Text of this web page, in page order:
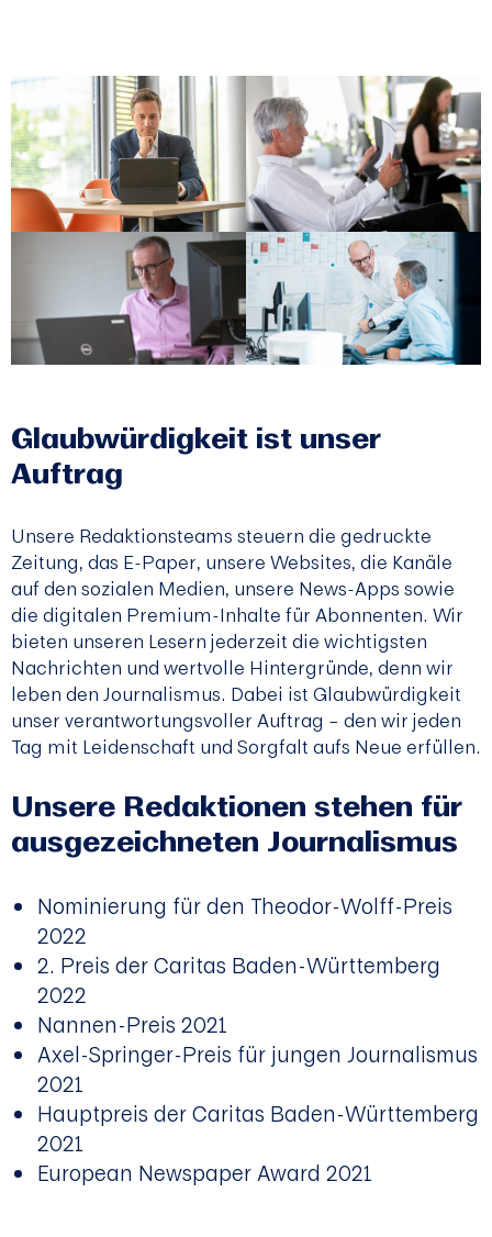
Glaubwürdigkeit ist unser
Auftrag
Unsere Redaktionsteams steuern die gedruckte
Zeitung, das E-Paper, unsere Websites, die Kanäle
auf den sozialen Medien, unsere News-Apps sowie
die digitalen Premium-Inhalte für Abonnenten. Wir
bieten unseren Lesern jederzeit die wichtigsten
Nachrichten und wertvolle Hintergründe, denn wir
leben den Journalismus. Dabei ist Glaubwürdigkeit
unser verantwortungsvoller Auftrag – den wir jeden
Tag mit Leidenschaft und Sorgfalt aufs Neue erfüllen.
Unsere Redaktionen stehen für
ausgezeichneten Journalismus
Nominierung für den Theodor-Wolff-Preis
2022
2. Preis der Caritas Baden-Württemberg
2022
Nannen-Preis 2021
Axel-Springer-Preis für jungen Journalismus
2021
Hauptpreis der Caritas Baden-Württemberg
2021
European Newspaper Award 2021